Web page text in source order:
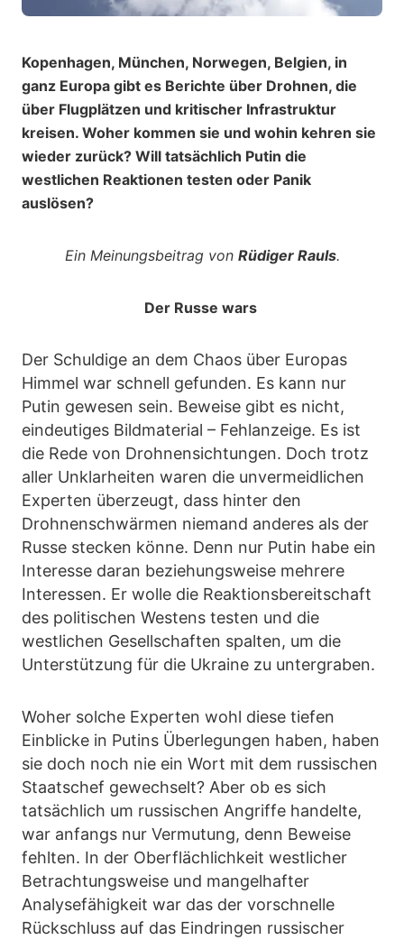
Kopenhagen, München, Norwegen, Belgien, in
ganz Europa gibt es Berichte über Drohnen, die
über Flugplätzen und kritischer Infrastruktur
kreisen. Woher kommen sie und wohin kehren sie
wieder zurück? Will tatsächlich Putin die
westlichen Reaktionen testen oder Panik
auslösen?
Ein Meinungsbeitrag von Rüdiger Rauls.
Der Russe wars
Der Schuldige an dem Chaos über Europas
Himmel war schnell gefunden. Es kann nur
Putin gewesen sein. Beweise gibt es nicht,
eindeutiges Bildmaterial – Fehlanzeige. Es ist
die Rede von Drohnensichtungen. Doch trotz
aller Unklarheiten waren die unvermeidlichen
Experten überzeugt, dass hinter den
Drohnenschwärmen niemand anderes als der
Russe stecken könne. Denn nur Putin habe ein
Interesse daran beziehungsweise mehrere
Interessen. Er wolle die Reaktionsbereitschaft
des politischen Westens testen und die
westlichen Gesellschaften spalten, um die
Unterstützung für die Ukraine zu untergraben.
Woher solche Experten wohl diese tiefen
Einblicke in Putins Überlegungen haben, haben
sie doch noch nie ein Wort mit dem russischen
Staatschef gewechselt? Aber ob es sich
tatsächlich um russischen Angriffe handelte,
war anfangs nur Vermutung, denn Beweise
fehlten. In der Oberflächlichkeit westlicher
Betrachtungsweise und mangelhafter
Analysefähigkeit war das der vorschnelle
Rückschluss auf das Eindringen russischer